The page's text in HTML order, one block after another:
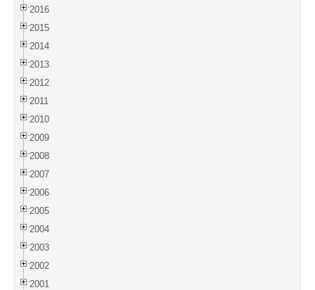
2016
2015
2014
2013
2012
2011
2010
2009
2008
2007
2006
2005
2004
2003
2002
2001